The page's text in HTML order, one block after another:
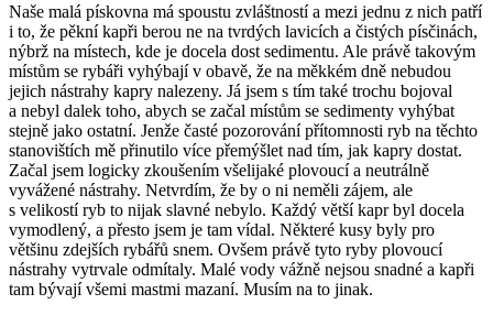
Naše malá pískovna má spoustu zvláštností a mezi jednu z nich patří
i to, že pěkní kapři berou ne na tvrdých lavicích a čistých písčinách,
nýbrž na místech, kde je docela dost sedimentu. Ale právě takovým
místům se rybáři vyhýbají v obavě, že na měkkém dně nebudou
jejich nástrahy kapry nalezeny. Já jsem s tím také trochu bojoval
a nebyl dalek toho, abych se začal místům se sedimenty vyhýbat
stejně jako ostatní. Jenže časté pozorování přítomnosti ryb na těchto
stanovištích mě přinutilo více přemýšlet nad tím, jak kapry dostat.
Začal jsem logicky zkoušením všelijaké plovoucí a neutrálně
vyvážené nástrahy. Netvrdím, že by o ni neměli zájem, ale
s velikostí ryb to nijak slavné nebylo. Každý větší kapr byl docela
vymodlený, a přesto jsem je tam vídal. Některé kusy byly pro
většinu zdejších rybářů snem. Ovšem právě tyto ryby plovoucí
nástrahy vytrvale odmítaly. Malé vody vážně nejsou snadné a kapři
tam bývají všemi mastmi mazaní. Musím na to jinak.